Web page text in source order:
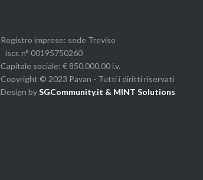
Registro imprese: sede Treviso
iscr. n° 00195750260
Capitale sociale: € 850.000,00 i.v.
Copyright © 2023 Pavan - Tutti i diritti riservati
Design bySGCommunity.it & MINT Solutions